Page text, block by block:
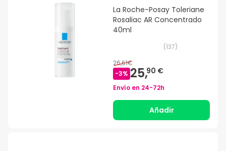
La Roche-Posay Toleriane
Rosaliac AR Concentrado
40ml
(137)
26,61€
-3% 25,90 €
Envío en 24-72h
Añadir